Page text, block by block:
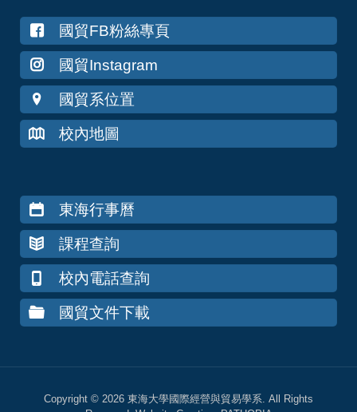
國貿FB粉絲專頁
國貿Instagram
國貿系位置
校內地圖
東海行事曆
課程查詢
校內電話查詢
國貿文件下載
Copyright © 2026 東海大學國際經營與貿易學系. All Rights